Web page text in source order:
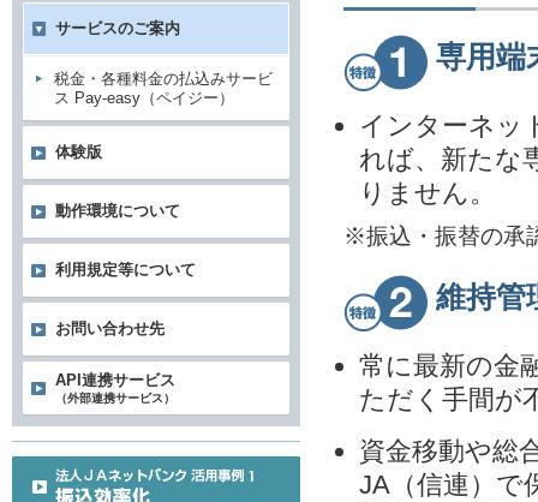
専用端
インターネッ
れば、新たな
りません。
※振込・振替の承
維持管
常に最新の金
ただく手間が
資金移動や総
JA（信連）で
サービスのご案内
税金・各種料金の払込みサービ
ス Pay-easy（ペイジー）
体験版
動作環境について
利用規定等について
お問い合わせ先
API連携サービス
（外部連携サービス）